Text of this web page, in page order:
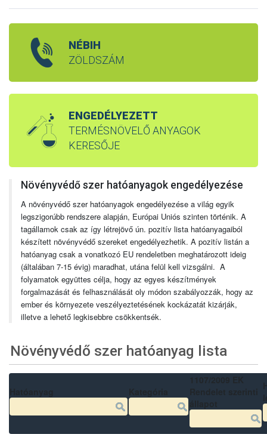
NÉBIH
ZÖLDSZÁM
ENGEDÉLYEZETT
TERMÉSNÖVELŐ ANYAGOK
KERESŐJE
Növényvédő szer hatóanyagok engedélyezése
A növényvédő szer hatóanyagok engedélyezése a világ egyik
legszigorúbb rendszere alapján, Európai Uniós szinten történik. A
tagállamok csak az így létrejövő ún. pozitív lista hatóanyagaiból
készített növényvédő szereket engedélyezhetik. A pozitív listán a
hatóanyag csak a vonatkozó EU rendeletben meghatározott ideig
(általában 7-15 évig) maradhat, utána felül kell vizsgálni. A
folyamatok együttes célja, hogy az egyes készítmények
forgalmazását és felhasználását oly módon szabályozzák, hogy az
ember és környezete veszélyeztetésének kockázatát kizárják,
illetve a lehető legkisebbre csökkentsék.
Növényvédő szer hatóanyag lista